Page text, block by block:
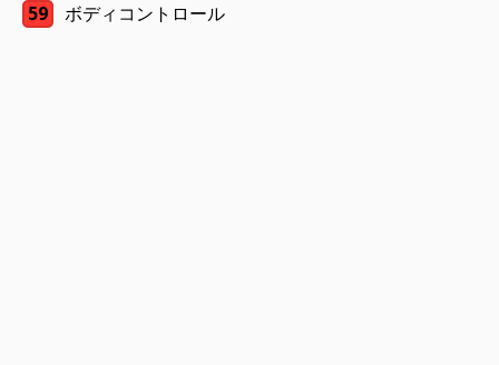
59
ボディコントロール